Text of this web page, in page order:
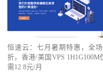
恒速云：七月暑期特惠，全
折，香港/美国VPS 1H1G100M
需12.8元/月